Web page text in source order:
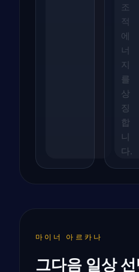
조
적
에
너
지
를
상
징
합
니
다.
마이너 아르카나
그다음 일상